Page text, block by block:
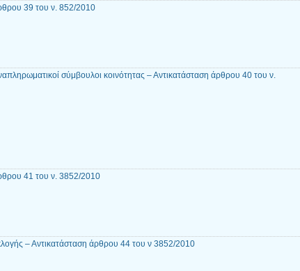
39 του ν. 852/2010
σύμβουλοι κοινότητας – Αντικατάσταση άρθρου 40 του ν.
41 του ν. 3852/2010
– Αντικατάσταση άρθρου 44 του ν 3852/2010